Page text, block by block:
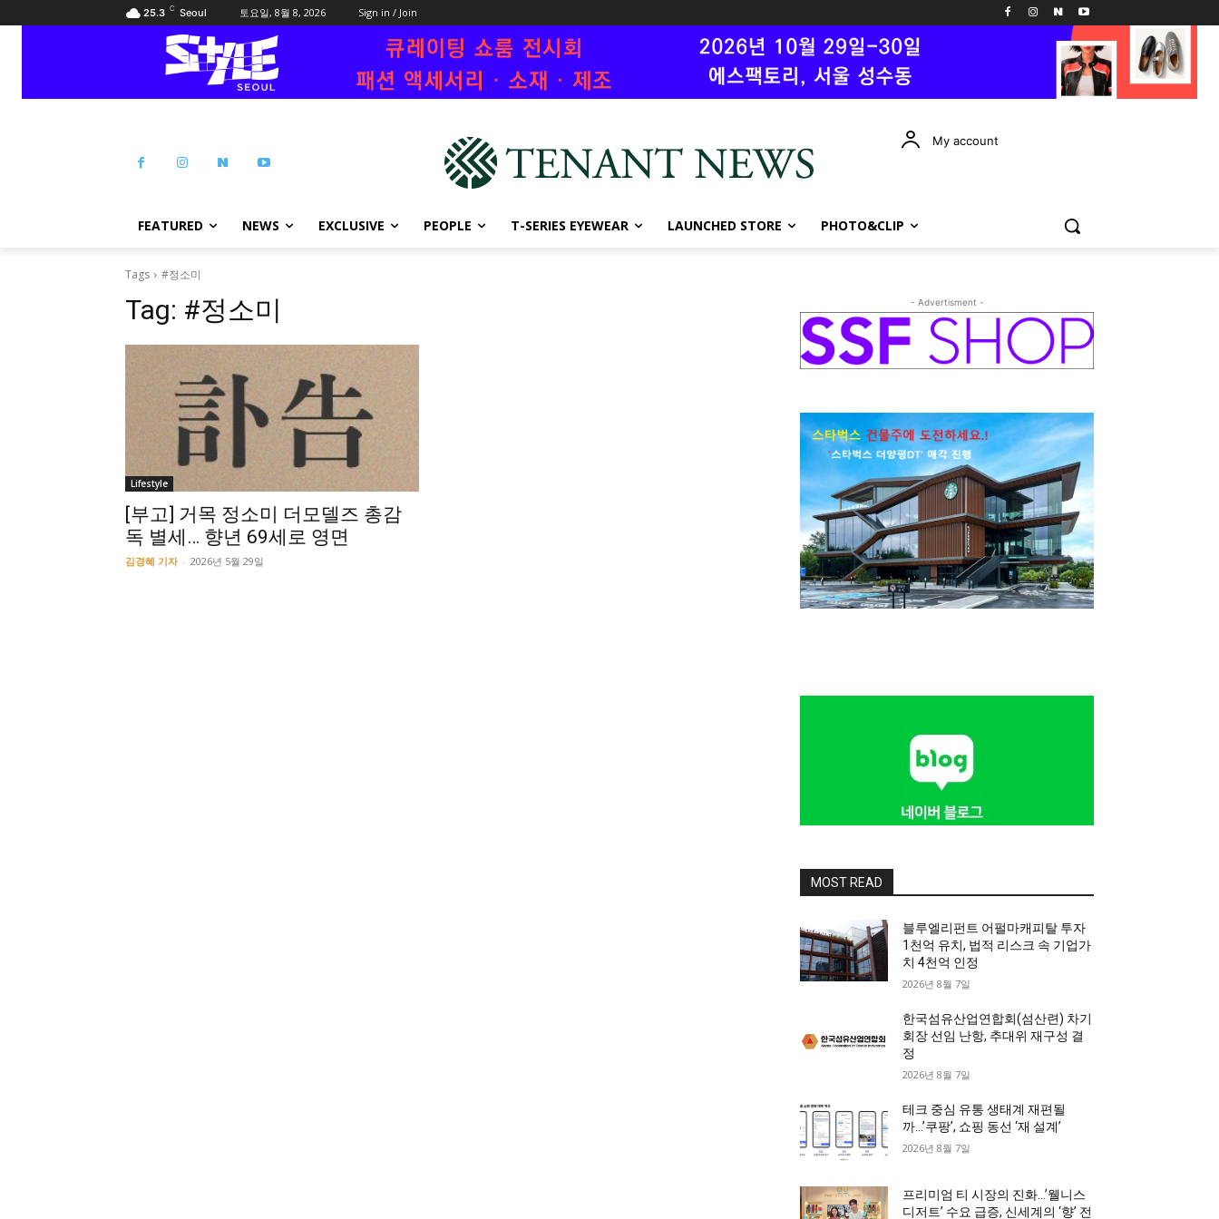
25.3 C Seoul 토요일, 8월 8, 2026 Sign in / Join
My account
FEATURED NEWS EXCLUSIVE PEOPLE T-SERIES EYEWEAR LAUNCHED STORE PHOTO&CLIP
Tags #정소미
Tag: #정소미
Lifestyle
[부고] 거목 정소미 더모델즈 총감
독 별세… 향년 69세로 영면
김경혜 기자 - 2026년 5월 29일
- Advertisment -
MOST READ
블루엘리펀트 어펄마캐피탈 투자
1천억 유치, 법적 리스크 속 기업가
치 4천억 인정
2026년 8월 7일
한국섬유산업연합회(섬산련) 차기
회장 선임 난항, 추대위 재구성 결
정
2026년 8월 7일
테크 중심 유통 생태계 재편될
까…’쿠팡’, 쇼핑 동선 ‘재 설계’
2026년 8월 7일
프리미엄 티 시장의 진화…’웰니스
디저트’ 수요 급증, 신세계의 ‘향’ 전